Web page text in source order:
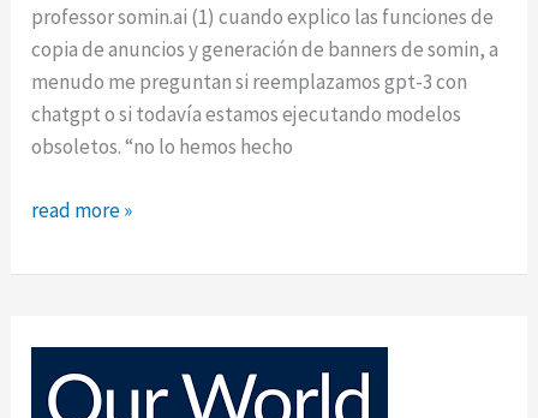
professor somin.ai (1) cuando explico las funciones de
copia de anuncios y generación de banners de somin, a
menudo me preguntan si reemplazamos gpt-3 con
chatgpt o si todavía estamos ejecutando modelos
obsoletos. “no lo hemos hecho
¿por
la
chatgpt
vs.
read more »